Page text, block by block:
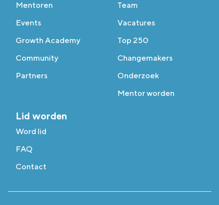
Mentoren
Events
Growth Academy
Community
Partners
Team
Vacatures
Top 250
Changemakers
Onderzoek
Mentor worden
Lid worden
Word lid
FAQ
Contact